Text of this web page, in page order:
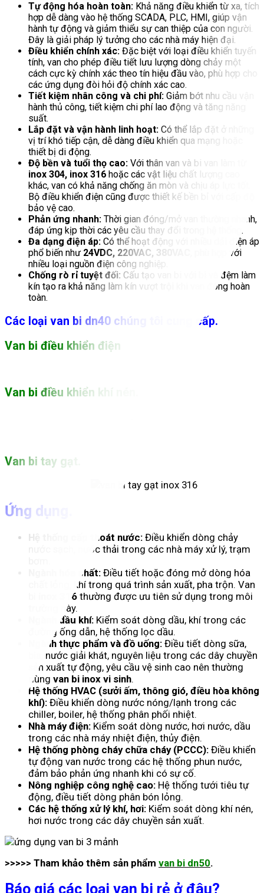
Tự động hóa hoàn toàn: Khả năng điều khiển từ xa, tích
hợp dễ dàng vào hệ thống SCADA, PLC, HMI, giúp vận
hành tự động và giảm thiểu sự can thiệp của con người.
Đây là giải pháp lý tưởng cho các nhà máy hiện đại.
Điều khiển chính xác: Đặc biệt với loại điều khiển tuyến
tính, van cho phép điều tiết lưu lượng dòng chảy một
cách cực kỳ chính xác theo tín hiệu đầu vào, phù hợp cho
các ứng dụng đòi hỏi độ chính xác cao.
Tiết kiệm nhân công và chi phí: Giảm bớt nhu cầu vận
hành thủ công, tiết kiệm chi phí lao động và tăng năng
suất.
Lắp đặt và vận hành linh hoạt: Có thể lắp đặt ở những
vị trí khó tiếp cận, dễ dàng điều khiển qua mạng hoặc
thiết bị di động.
Độ bền và tuổi thọ cao: Với thân van và bi van làm từ
inox 304, inox 316 hoặc các vật liệu chất lượng cao
khác, van có khả năng chống ăn mòn và chịu áp lực tốt.
Bộ điều khiển điện cũng được thiết kế bền bỉ với cấp độ
bảo vệ cao.
Phản ứng nhanh: Thời gian đóng/mở van thường nhanh,
đáp ứng kịp thời các yêu cầu thay đổi trong hệ thống.
Đa dạng điện áp: Có thể hoạt động với nhiều dải điện áp
phổ biến như 24VDC, 220VAC, 380VAC
, phù hợp với
nhiều loại nguồn điện công nghiệp.
Chống rò rỉ tuyệt đối: Cấu tạo van bi với bi và đệm làm
kín tạo ra khả năng làm kín vượt trội khi van đóng hoàn
toàn.
Các loại van bi dn40 chúng tôi cung cấp.
Van bi điều khiển điện
Van bi điều khiển khí nén.
Van bi tay gạt.
Ứng dụng.
Hệ thống cấp thoát nước: Điều khiển dòng chảy
nước sạch, nước thải trong các nhà máy xử lý, trạm
Ngành hóa chất: Điều tiết hoặc đóng mở dòng hóa
chất lỏng, khí trong quá trình sản xuất, pha trộn. Van
inox 316 thường được ưu tiên sử dụng trong môi
trường này.
Ngành dầu khí: Kiểm soát dòng dầu, khí trong các
đường ống dẫn, hệ thống lọc dầu.
Ngành thực phẩm và đồ uống: Điều tiết dòng sữa,
bia, nước giải khát, nguyên liệu trong các dây chuyền
sản xuất tự động, yêu cầu vệ sinh cao nên thường
dùng van bi inox vi sinh.
Hệ thống HVAC (sưởi ấm, thông gió, điều hòa không
khí): Điều khiển dòng nước nóng/lạnh trong các
chiller, boiler, hệ thống phân phối nhiệt.
Nhà máy điện: Kiểm soát dòng nước, hơi nước, dầu
trong các nhà máy nhiệt điện, thủy điện.
Hệ thống phòng cháy chữa cháy (PCCC): Điều khiển
tự động van nước trong các hệ thống phun nước,
đảm bảo phản ứng nhanh khi có sự cố.
Nông nghiệp công nghệ cao: Hệ thống tưới tiêu tự
động, điều tiết dòng phân bón lỏng.
Các hệ thống xử lý khí, hơi: Kiểm soát dòng khí nén,
hơi nước trong các dây chuyền sản xuất.
>>>>> Tham khảo thêm sản phẩm van bi dn50.
Báo giá các loại van bi rẻ ở đâu?